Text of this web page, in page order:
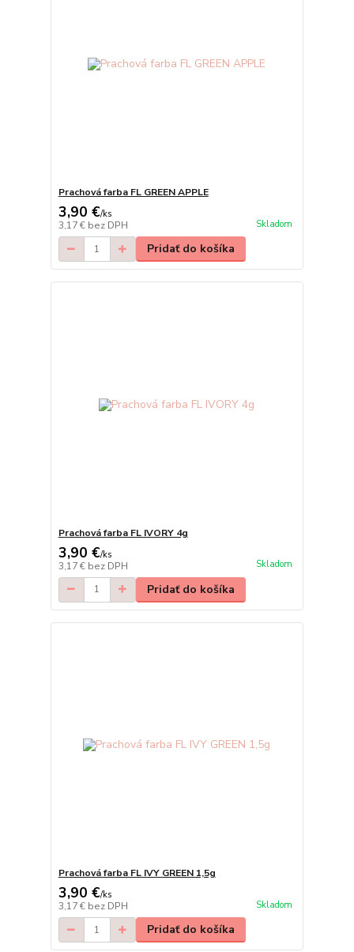
Prachová farba FL GREEN APPLE
3,90 €/ks
3,17 € bez DPH Skladom
Pridať do košíka
Prachová farba FL IVORY 4g
3,90 €/ks
3,17 € bez DPH Skladom
Pridať do košíka
Prachová farba FL IVY GREEN 1,5g
3,90 €/ks
3,17 € bez DPH Skladom
Pridať do košíka